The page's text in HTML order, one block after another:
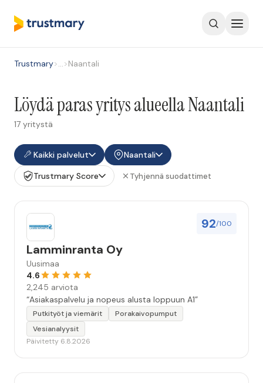
Trustmary>…>Naantali
Löydä paras yritys alueella Naantali
17 yritystä
Kaikki palvelut
Naantali
Trustmary Score
Tyhjennä suodattimet
92/100
Lamminranta Oy
Uusimaa
4.6
2,245 arviota
“Asiakaspalvelu ja nopeus alusta loppuun A1”
Putkityöt ja viemärit
Porakaivopumput
Vesianalyysit
Päivitetty 6.8.2026